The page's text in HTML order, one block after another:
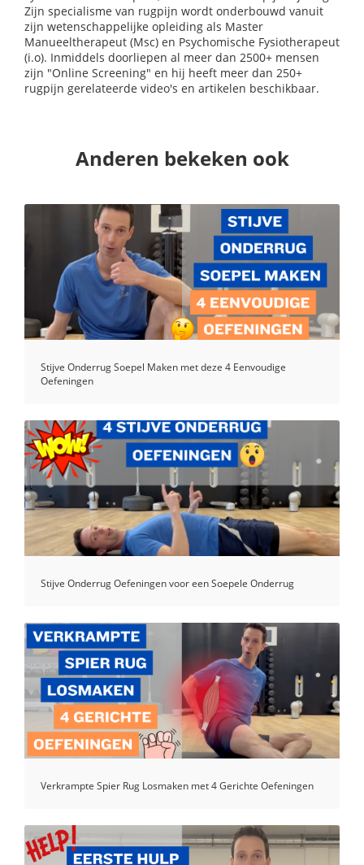
Zijn specialisme van rugpijn wordt onderbouwd vanuit
zijn wetenschappelijke opleiding als Master
Manueeltherapeut (Msc) en Psychomische Fysiotherapeut
(i.o). Inmiddels doorliepen al meer dan 2500+ mensen
zijn "Online Screening" en hij heeft meer dan 250+
rugpijn gerelateerde video's en artikelen beschikbaar.
Anderen bekeken ook
Stijve Onderrug Soepel Maken met deze 4 Eenvoudige
Oefeningen
Stijve Onderrug Oefeningen voor een Soepele Onderrug
Verkrampte Spier Rug Losmaken met 4 Gerichte Oefeningen